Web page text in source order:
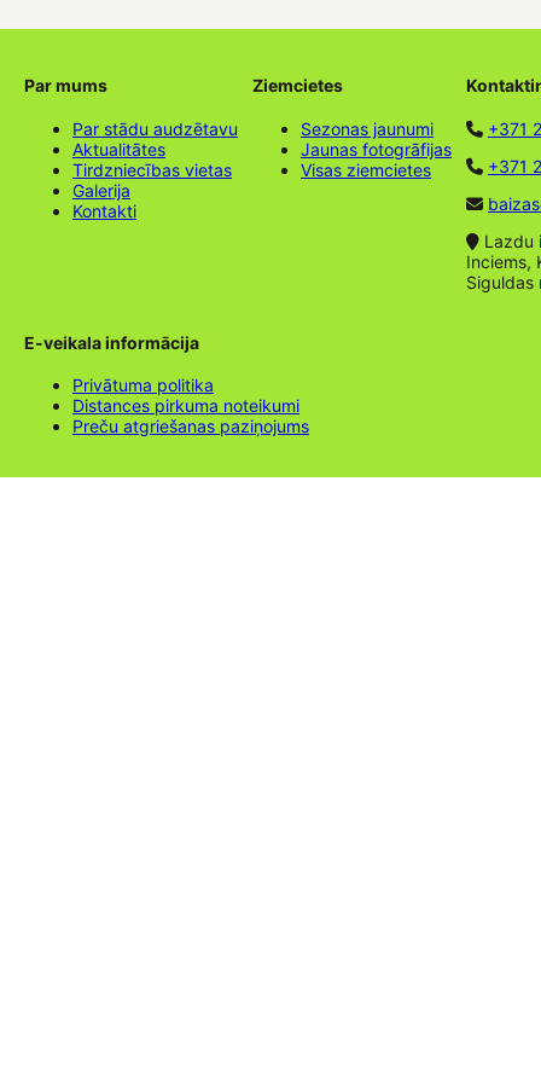
Par mums
Par stādu audzētavu
Aktualitātes
Tirdzniecības vietas
Galerija
Kontakti
Ziemcietes
Sezonas jaunumi
Jaunas fotogrāfijas
Visas ziemcietes
+371
+371
Lazdu
Inciems,
Siguldas
E-veikala informācija
Privātuma politika
Distances pirkuma noteikumi
Preču atgriešanas paziņojums